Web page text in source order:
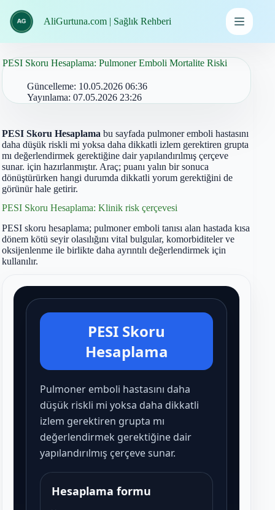
geç
AliGurtuna.com | Sağlık Rehberi
PESI Skoru Hesaplama: Pulmoner Emboli Mortalite Riski
Güncelleme: 10.05.2026 06:36
Yayınlama: 07.05.2026 23:26
PESI Skoru Hesaplama bu sayfada pulmoner emboli hastasını
daha düşük riskli mi yoksa daha dikkatli izlem gerektiren grupta
mı değerlendirmek gerektiğine dair yapılandırılmış çerçeve
sunar. için hazırlanmıştır. Araç; puanı yalın bir sonuca
dönüştürürken hangi durumda dikkatli yorum gerektiğini de
görünür hale getirir.
PESI Skoru Hesaplama: Klinik risk çerçevesi
PESI skoru hesaplama; pulmoner emboli tanısı alan hastada kısa
dönem kötü seyir olasılığını vital bulgular, komorbiditeler ve
oksijenlenme ile birlikte daha ayrıntılı değerlendirmek için
kullanılır.